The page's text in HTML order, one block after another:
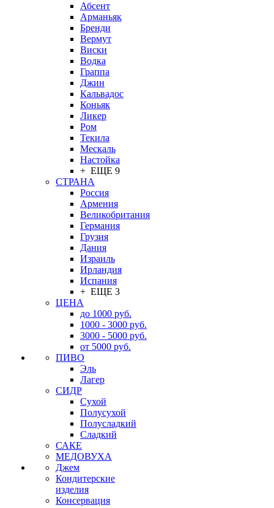
Абсент
Арманьяк
Бренди
Вермут
Виски
Водка
Граппа
Джин
Кальвадос
Коньяк
Ликер
Ром
Текила
Мескаль
Настойка
+ ЕЩЕ 9
СТРАНА
Россия
Армения
Великобритания
Германия
Грузия
Дания
Израиль
Ирландия
Испания
+ ЕЩЕ 3
ЦЕНА
до 1000 руб.
1000 - 3000 руб.
3000 - 5000 руб.
от 5000 руб.
ПИВО
Эль
Лагер
СИДР
Сухой
Полусухой
Полусладкий
Сладкий
САКЕ
МЕДОВУХА
Джем
Кондитерские
изделия
Консервация